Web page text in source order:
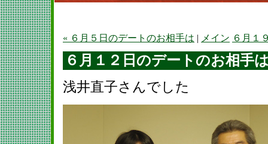
« ６月５日のデートのお相手は | メイン ６月１
６月１２日のデートのお相手
浅井直子さんでした